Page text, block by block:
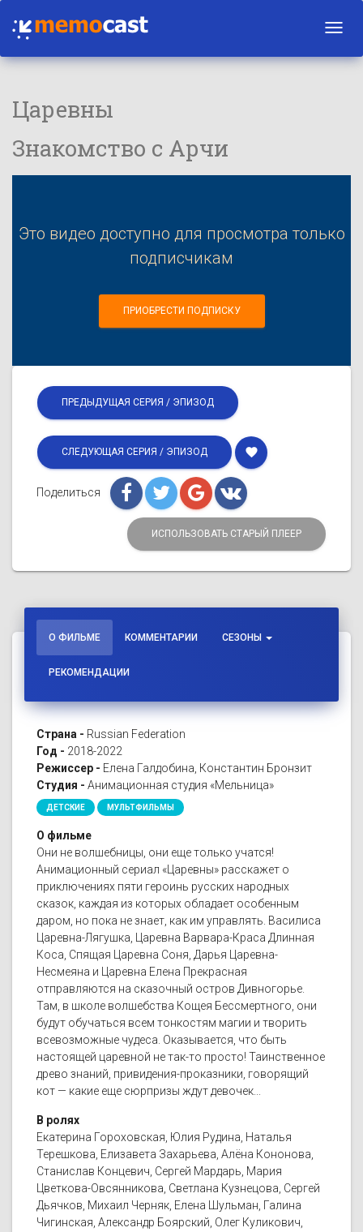
Царевны
Знакомство с Арчи
Это видео доступно для просмотра только
подписчикам
ПРИОБРЕСТИ ПОДПИСКУ
ПРЕДЫДУЩАЯ СЕРИЯ / ЭПИЗОД
СЛЕДУЮЩАЯ СЕРИЯ / ЭПИЗОД favorite
Поделиться
ИСПОЛЬЗОВАТЬ СТАРЫЙ ПЛЕЕР
О ФИЛЬМЕ КОММЕНТАРИИ СЕЗОНЫ
РЕКОМЕНДАЦИИ
Страна - Russian Federation
Год - 2018-2022
Режиссер - Елена Галдобина, Константин Бронзит
Студия - Анимационная студия «Мельница»
ДЕТСКИЕ МУЛЬТФИЛЬМЫ
О фильме
Они не волшебницы, они еще только учатся!
Анимационный сериал «Царевны» расскажет о
приключениях пяти героинь русских народных
сказок, каждая из которых обладает особенным
даром, но пока не знает, как им управлять. Василиса
Царевна-Лягушка, Царевна Варвара-Краса Длинная
Коса, Спящая Царевна Соня, Дарья Царевна-
Несмеяна и Царевна Елена Прекрасная
отправляются на сказочный остров Дивногорье.
Там, в школе волшебства Кощея Бессмертного, они
будут обучаться всем тонкостям магии и творить
всевозможные чудеса. Оказывается, что быть
настоящей царевной не так-то просто! Таинственное
древо знаний, привидения-проказники, говорящий
кот — какие еще сюрпризы ждут девочек...
В ролях
Екатерина Гороховская, Юлия Рудина, Наталья
Терешкова, Елизавета Захарьева, Алёна Кононова,
Станислав Концевич, Сергей Мардарь, Мария
Цветкова-Овсянникова, Светлана Кузнецова, Сергей
Дьячков, Михаил Черняк, Елена Шульман, Галина
Чигинская, Александр Боярский, Олег Куликович,